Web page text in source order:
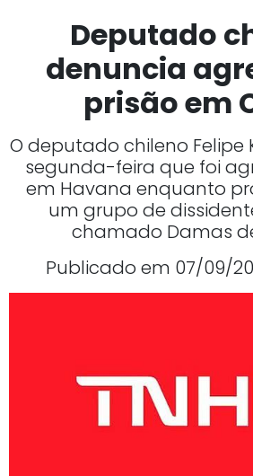
Deputado
denuncia
prisão em
O deputado chileno Felipe
segunda-feira que foi
em Havana enquanto
um grupo de
chamado Damas
Publicado em 07/09/